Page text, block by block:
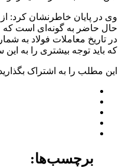
وی در پایان خاطرنشان کرد:
حال حاضر به گونه‌ای است که
در تاریخ معاملات فولاد به
که باید توجه بیشتری را به
این مطلب را به اشتراک
برچسب‌ها: